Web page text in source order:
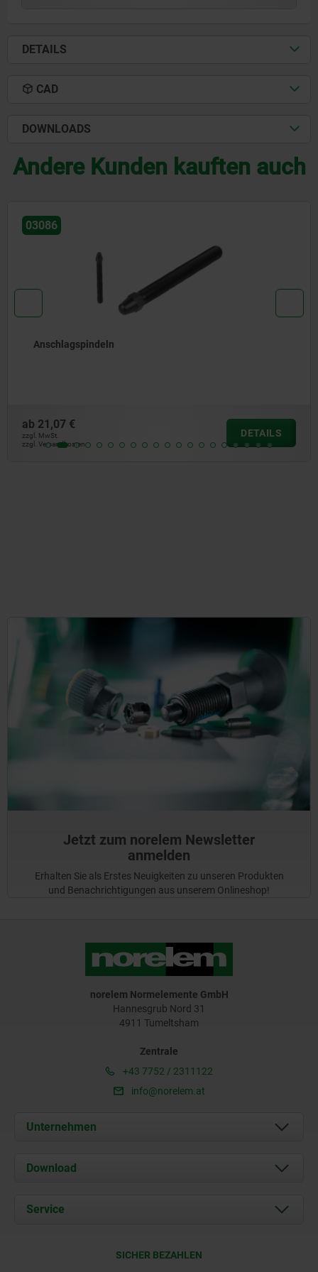
DETAILS
CAD
DOWNLOADS
Andere Kunden kauften auch
17,20 €
zzgl. Versandkosten
Jetzt zum norelem Newsletter
anmelden
Erhalten Sie als Erstes Neuigkeiten zu unseren Produkten
und Benachrichtigungen aus unserem Onlineshop!
norelem Normelemente GmbH
Hannesgrub Nord 31
4911 Tumeltsham
Zentrale
+43 7752 / 2311122
info@norelem.at
Unternehmen
Über uns
Kontakt
Download
Dokumente
Service
SICHER BEZAHLEN